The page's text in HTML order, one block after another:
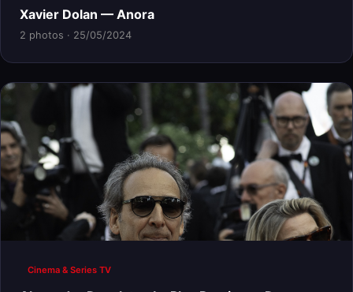
Xavier Dolan — Anora
2 photos · 25/05/2024
Cinema & Series TV